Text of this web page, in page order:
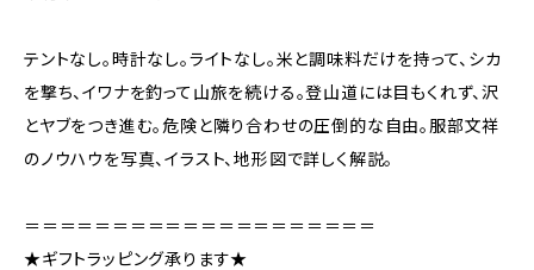
テントなし。時計なし。ライトなし。米と調味料だけを持って、シカ
を撃ち、イワナを釣って山旅を続ける。登山道には目もくれず、沢
とヤブをつき進む。危険と隣り合わせの圧倒的な自由。服部文祥
のノウハウを写真、イラスト、地形図で詳しく解説。
＝＝＝＝＝＝＝＝＝＝＝＝＝＝＝＝＝＝＝＝
★ギフトラッピング承ります★